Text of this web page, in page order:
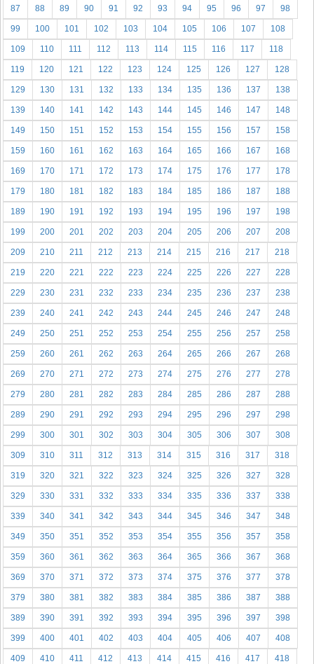
87 88 89 90 91 92 93 94 95 96 97 98
99 100 101 102 103 104 105 106 107 108
109 110 111 112 113 114 115 116 117 118
119 120 121 122 123 124 125 126 127 128
129 130 131 132 133 134 135 136 137 138
139 140 141 142 143 144 145 146 147 148
149 150 151 152 153 154 155 156 157 158
159 160 161 162 163 164 165 166 167 168
169 170 171 172 173 174 175 176 177 178
179 180 181 182 183 184 185 186 187 188
189 190 191 192 193 194 195 196 197 198
199 200 201 202 203 204 205 206 207 208
209 210 211 212 213 214 215 216 217 218
219 220 221 222 223 224 225 226 227 228
229 230 231 232 233 234 235 236 237 238
239 240 241 242 243 244 245 246 247 248
249 250 251 252 253 254 255 256 257 258
259 260 261 262 263 264 265 266 267 268
269 270 271 272 273 274 275 276 277 278
279 280 281 282 283 284 285 286 287 288
289 290 291 292 293 294 295 296 297 298
299 300 301 302 303 304 305 306 307 308
309 310 311 312 313 314 315 316 317 318
319 320 321 322 323 324 325 326 327 328
329 330 331 332 333 334 335 336 337 338
339 340 341 342 343 344 345 346 347 348
349 350 351 352 353 354 355 356 357 358
359 360 361 362 363 364 365 366 367 368
369 370 371 372 373 374 375 376 377 378
379 380 381 382 383 384 385 386 387 388
389 390 391 392 393 394 395 396 397 398
399 400 401 402 403 404 405 406 407 408
409 410 411 412 413 414 415 416 417 418